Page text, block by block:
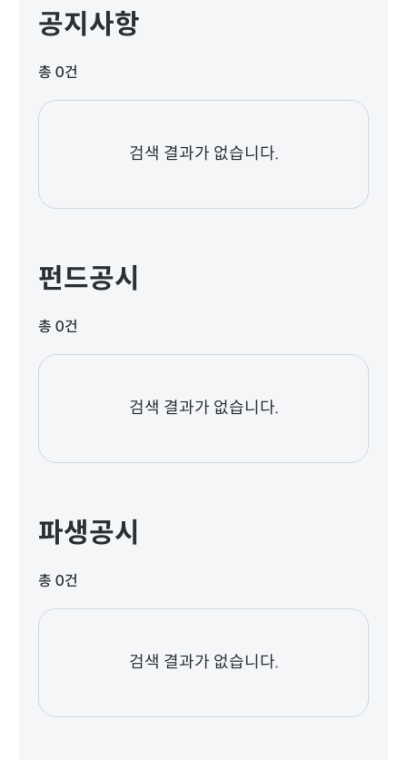
공지사항
총 0건
검색 결과가 없습니다.
펀드공시
총 0건
검색 결과가 없습니다.
파생공시
총 0건
검색 결과가 없습니다.